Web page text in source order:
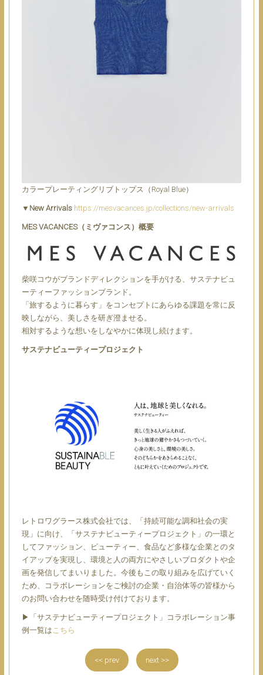
カラープレーティングリブトップス（Royal Blue）
▼New Arrivals https://mesvacances.jp/collections/new-arrivals
MES VACANCES（ミヴァコンス）概要
柴咲コウがブランドディレクションを手がける、サステナビュ
ーティーファッションブランド。
「旅するように暮らす」をコンセプトにあらゆる課題を常に反
映しながら、美しさを研ぎ澄ませる。
相対するような想いをしなやかに体現し続けます。
サステナビューティープロジェクト
レトロワグラース株式会社では、「持続可能な調和社会の実
現」に向け、「サステナビューティープロジェクト」の一環と
してファッション、ビューティー、食品など多様な企業とのタ
イアップを実現し、環境と人の両方にやさしいプロダクトや企
画を発信してまいりました。今後もこの取り組みを広げていく
ため、コラボレーションをご検討の企業・自治体等の皆様から
のお問い合わせを随時受け付けております。
▶︎「サステナビューティープロジェクト」コラボレーション事
例一覧は こちら
<< prev next >>